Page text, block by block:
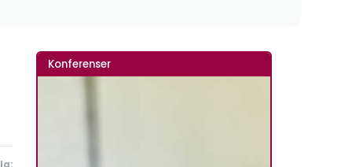
Konferenser